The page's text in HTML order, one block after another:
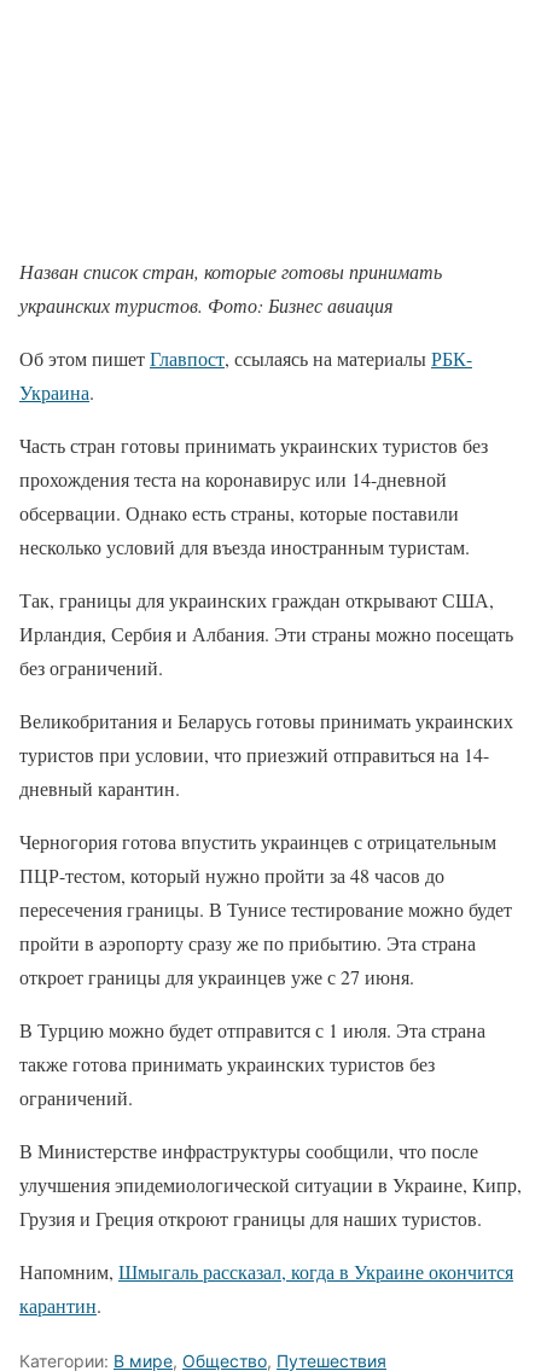
Назван список стран, которые готовы принимать
украинских туристов. Фото: Бизнес авиация
Об этом пишетГлавпост, ссылаясь на материалыРБК-
Украина.
Часть стран готовы принимать украинских туристов без
прохождения теста на коронавирус или 14-дневной
обсервации. Однако есть страны, которые поставили
несколько условий для въезда иностранным туристам.
Так, границы для украинских граждан открывают США,
Ирландия, Сербия и Албания. Эти страны можно посещать
без ограничений.
Великобритания и Беларусь готовы принимать украинских
туристов при условии, что приезжий отправиться на 14-
дневный карантин.
Черногория готова впустить украинцев с отрицательным
ПЦР-тестом, который нужно пройти за 48 часов до
пересечения границы. В Тунисе тестирование можно будет
пройти в аэропорту сразу же по прибытию. Эта страна
откроет границы для украинцев уже с 27 июня.
В Турцию можно будет отправится с 1 июля. Эта страна
также готова принимать украинских туристов без
ограничений.
В Министерстве инфраструктуры сообщили, что после
улучшения эпидемиологической ситуации в Украине, Кипр,
Грузия и Греция откроют границы для наших туристов.
Напомним, Шмыгаль рассказал, когда в Украине окончится
карантин.
Категории: В мире, Общество, Путешествия